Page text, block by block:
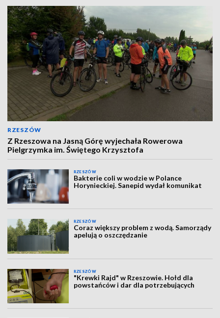
RZESZÓW
Z Rzeszowa na Jasną Górę wyjechała Rowerowa
Pielgrzymka im. Świętego Krzysztofa
RZESZÓW
Bakterie coli w wodzie w Polance
Horynieckiej. Sanepid wydał komunikat
RZESZÓW
Coraz większy problem z wodą. Samorządy
apelują o oszczędzanie
RZESZÓW
"Krewki Rajd" w Rzeszowie. Hołd dla
powstańców i dar dla potrzebujących